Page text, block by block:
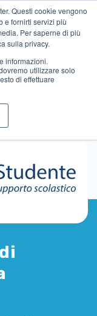
Questi cookie vengono
e fornirti servizi più
Per saperne di più
sulla privacy.
informazioni.
utilizzare solo
di effettuare